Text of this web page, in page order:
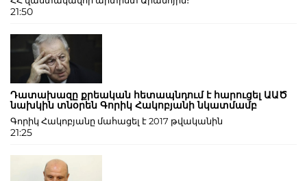
21:50
Դատախազը քրեական հետապնդում է հարուցել ԱԱԾ
նախկին տնօրեն Գորիկ Հակոբյանի նկատմամբ
Գորիկ Հակոբյանը մահացել է 2017 թվականին
21:25